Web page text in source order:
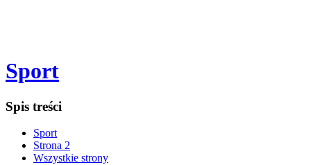
Sport
Spis treści
Sport
Strona 2
Wszystkie strony